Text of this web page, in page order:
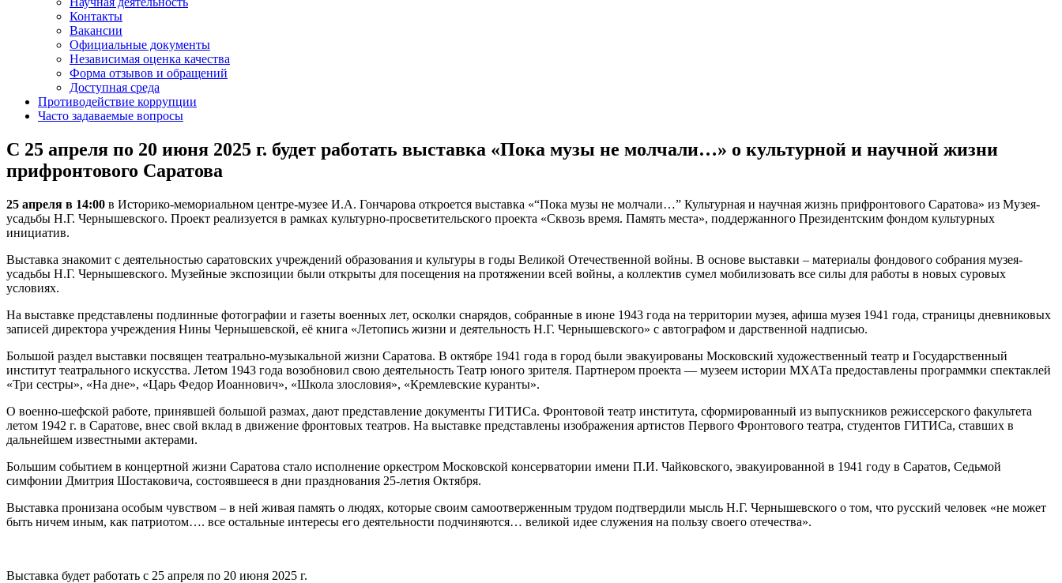
Контакты
Вакансии
Официальные документы
Независимая оценка качества
Форма отзывов и обращений
Доступная среда
Противодействие коррупции
Часто задаваемые вопросы
С 25 апреля по 20 июня 2025 г. будет работать выставка «Пока музы не молчали…» о культурной и научной жизни
прифронтового Саратова
25 апреля в 14:00 в Историко-мемориальном центре-музее И.А. Гончарова откроется выставка «“Пока музы не молчали…” Культурная и научная жизнь прифронтового Саратова» из Музея-
усадьбы Н.Г. Чернышевского. Проект реализуется в рамках культурно-просветительского проекта «Сквозь время. Память места», поддержанного Президентским фондом культурных
инициатив.
Выставка знакомит с деятельностью саратовских учреждений образования и культуры в годы Великой Отечественной войны. В основе выставки – материалы фондового собрания музея-
усадьбы Н.Г. Чернышевского. Музейные экспозиции были открыты для посещения на протяжении всей войны, а коллектив сумел мобилизовать все силы для работы в новых суровых
условиях.
На выставке представлены подлинные фотографии и газеты военных лет, осколки снарядов, собранные в июне 1943 года на территории музея, афиша музея 1941 года, страницы дневниковых
записей директора учреждения Нины Чернышевской, её книга «Летопись жизни и деятельность Н.Г. Чернышевского» с автографом и дарственной надписью.
Большой раздел выставки посвящен театрально-музыкальной жизни Саратова. В октябре 1941 года в город были эвакуированы Московский художественный театр и Государственный
институт театрального искусства. Летом 1943 года возобновил свою деятельность Театр юного зрителя. Партнером проекта — музеем истории МХАТа предоставлены программки спектаклей
«Три сестры», «На дне», «Царь Федор Иоаннович», «Школа злословия», «Кремлевские куранты».
О военно-шефской работе, принявшей большой размах, дают представление документы ГИТИСа. Фронтовой театр института, сформированный из выпускников режиссерского факультета
летом 1942 г. в Саратове, внес свой вклад в движение фронтовых театров. На выставке представлены изображения артистов Первого Фронтового театра, студентов ГИТИСа, ставших в
дальнейшем известными актерами.
Большим событием в концертной жизни Саратова стало исполнение оркестром Московской консерватории имени П.И. Чайковского, эвакуированной в 1941 году в Саратов, Седьмой
симфонии Дмитрия Шостаковича, состоявшееся в дни празднования 25-летия Октября.
Выставка пронизана особым чувством – в ней живая память о людях, которые своим самоотверженным трудом подтвердили мысль Н.Г. Чернышевского о том, что русский человек «не может
быть ничем иным, как патриотом…. все остальные интересы его деятельности подчиняются… великой идее служения на пользу своего отечества».
Выставка будет работать с 25 апреля по 20 июня 2025 г.